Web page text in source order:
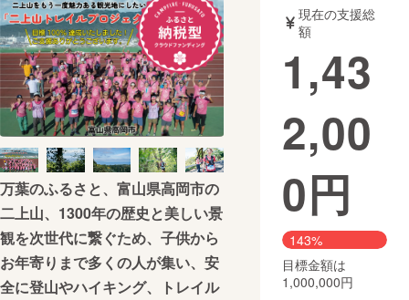
テクノロジー・ガジェット ゲーム・サ
映像・映画 書籍・雑誌
ビジネス・起業
まちづくり・地域活性化
CAMPFIRE for Social Good CAMPFIRE Creation
CAMPFIREふるさと納税machi-ya コミュニティ
万葉のふるさと、富山県高岡市の
二上山、1300年の歴史と美しい景
観を次世代に繋ぐため、子供から
お年寄りまで多くの人が集い、安
全に登山やハイキング、トレイル
現在の支援総
額
1,43
2,00
0円
143%
目標金額は
1,000,000円